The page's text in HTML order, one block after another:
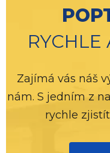
RYCHLE
Zajímá vás náš
nám. S jedním z
rychle